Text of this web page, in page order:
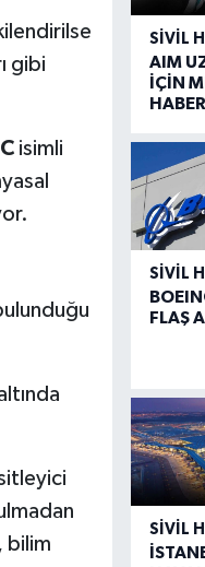
gibi
isimli
bilim
SIVIL
AIM
İÇİN
HABER
SIVIL
FLAŞ
SIVIL